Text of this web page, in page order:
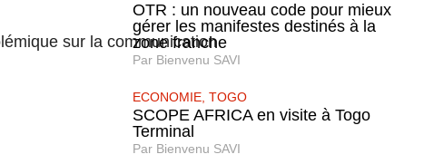
sur la communication
OTR : un nouveau code pour mieux
gérer les manifestes destinés à la
zone franche
Par Bienvenu SAVI
ECONOMIE TOGO
SCOPE AFRICA en visite à Togo
Terminal
Par Bienvenu SAVI